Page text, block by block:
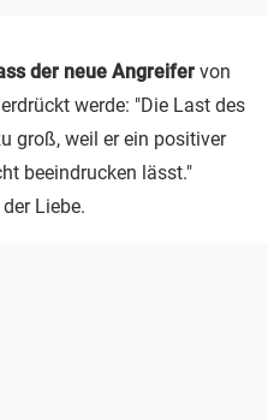
der neue Angreifer von
werde: "Die Last des
groß, weil er ein positiver
beeindrucken lässt."
Liebe.